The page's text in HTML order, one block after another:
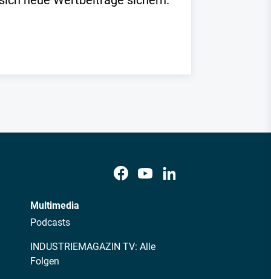
Multimedia
Podcasts
INDUSTRIEMAGAZIN TV: Alle
Folgen